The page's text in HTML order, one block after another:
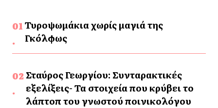
Τυροψωμάκια χωρίς μαγιά της
Γκόλφως
Σταύρος Γεωργίου: Συνταρακτικές
εξελίξεις- Τα στοιχεία που κρύβει το
λάπτοπ του γνωστού ποινικολόγου